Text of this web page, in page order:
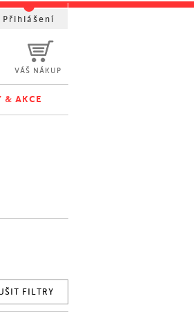
FILTRY
VÁŠ NÁKUP
& AKCE
Přihlášení